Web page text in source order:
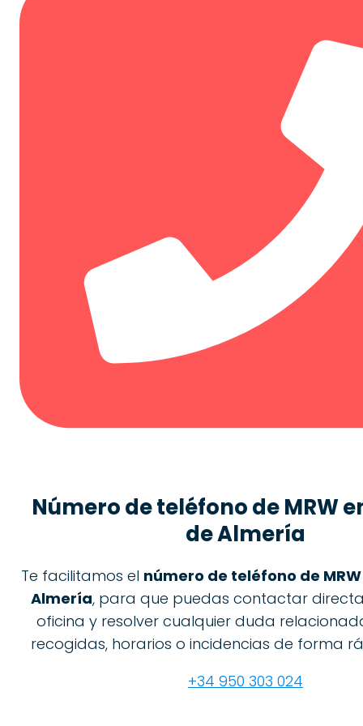
Número de teléfono deMRW
de Almería
Te facilitamos el número de teléfono de
Almería, para que puedas contactar
oficina y resolver cualquier duda
recogidas, horarios o incidencias de forma
+34 950 303 024